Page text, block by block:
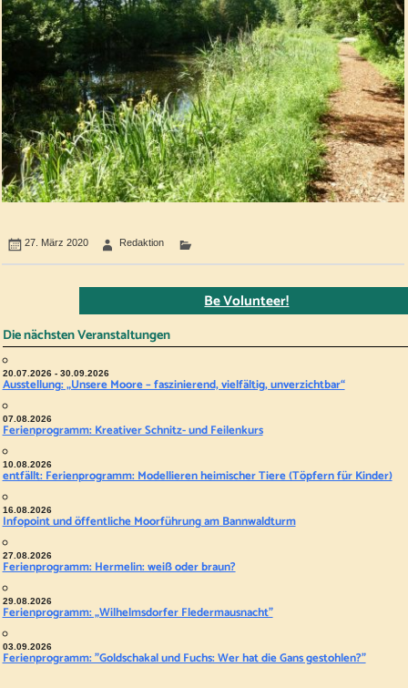
27. März 2020 Redaktion
Be Volunteer!
Die nächsten Veranstaltungen
20.07.2026 - 30.09.2026
Ausstellung: „Unsere Moore – faszinierend, vielfältig, unverzichtbar“
07.08.2026
Ferienprogramm: Kreativer Schnitz- und Feilenkurs
10.08.2026
entfällt: Ferienprogramm: Modellieren heimischer Tiere (Töpfern für Kinder)
16.08.2026
Infopoint und öffentliche Moorführung am Bannwaldturm
27.08.2026
Ferienprogramm: Hermelin: weiß oder braun?
29.08.2026
Ferienprogramm: „Wilhelmsdorfer Fledermausnacht"
03.09.2026
Ferienprogramm: "Goldschakal und Fuchs: Wer hat die Gans gestohlen?"